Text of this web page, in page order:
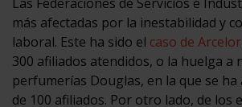
más afectadas por la inestabilidad y
laboral. Este ha sido el caso de Arcelor
300 afiliados atendidos, o la huelga a
perfumerías Douglas, en la que se
de 100 afiliados. Por otro lado, de los